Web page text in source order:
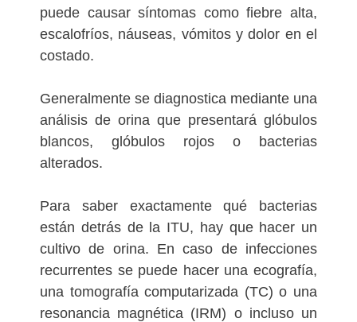
puede causar síntomas como fiebre alta,
escalofríos, náuseas, vómitos y dolor en el
costado.
Generalmente se diagnostica mediante una
análisis de orina que presentará glóbulos
blancos, glóbulos rojos o bacterias
alterados.
Para saber exactamente qué bacterias
están detrás de la ITU, hay que hacer un
cultivo de orina. En caso de infecciones
recurrentes se puede hacer una ecografía,
una tomografía computarizada (TC) o una
resonancia magnética (IRM) o incluso un